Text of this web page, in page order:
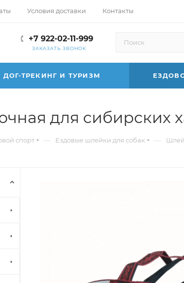
Условия доставки Контакты
+7 922-02-11-999
ЗАКАЗАТЬ ЗВОНОК
ДОГ-ТРЕКИНГ И ТУРИЗМ
для сибирских
спорт — Ездовые шлейки для собак —